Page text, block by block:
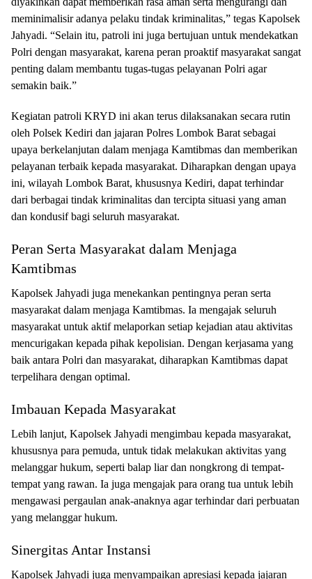
meminimalisir adanya pelaku tindak kriminalitas,” tegas Kapolsek
Jahyadi. “Selain itu, patroli ini juga bertujuan untuk mendekatkan
Polri dengan masyarakat, karena peran proaktif masyarakat sangat
penting dalam membantu tugas-tugas pelayanan Polri agar
semakin baik.”
Kegiatan patroli KRYD ini akan terus dilaksanakan secara rutin
oleh Polsek Kediri dan jajaran Polres Lombok Barat sebagai
upaya berkelanjutan dalam menjaga Kamtibmas dan memberikan
pelayanan terbaik kepada masyarakat. Diharapkan dengan upaya
ini, wilayah Lombok Barat, khususnya Kediri, dapat terhindar
dari berbagai tindak kriminalitas dan tercipta situasi yang aman
dan kondusif bagi seluruh masyarakat.
Peran Serta Masyarakat dalam Menjaga
Kamtibmas
Kapolsek Jahyadi juga menekankan pentingnya peran serta
masyarakat dalam menjaga Kamtibmas. Ia mengajak seluruh
masyarakat untuk aktif melaporkan setiap kejadian atau aktivitas
mencurigakan kepada pihak kepolisian. Dengan kerjasama yang
baik antara Polri dan masyarakat, diharapkan Kamtibmas dapat
terpelihara dengan optimal.
Imbauan Kepada Masyarakat
Lebih lanjut, Kapolsek Jahyadi mengimbau kepada masyarakat,
khususnya para pemuda, untuk tidak melakukan aktivitas yang
melanggar hukum, seperti balap liar dan nongkrong di tempat-
tempat yang rawan. Ia juga mengajak para orang tua untuk lebih
mengawasi pergaulan anak-anaknya agar terhindar dari perbuatan
yang melanggar hukum.
Sinergitas Antar Instansi
Kapolsek Jahyadi juga menyampaikan apresiasi kepada jajaran